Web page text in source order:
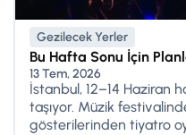
Gezilecek Yerler
Bu Hafta Sonu İçin
13 Tem, 2026
İstanbul, 12–14 Haziran
taşıyor. Müzik
gösterilerinden tiyatro